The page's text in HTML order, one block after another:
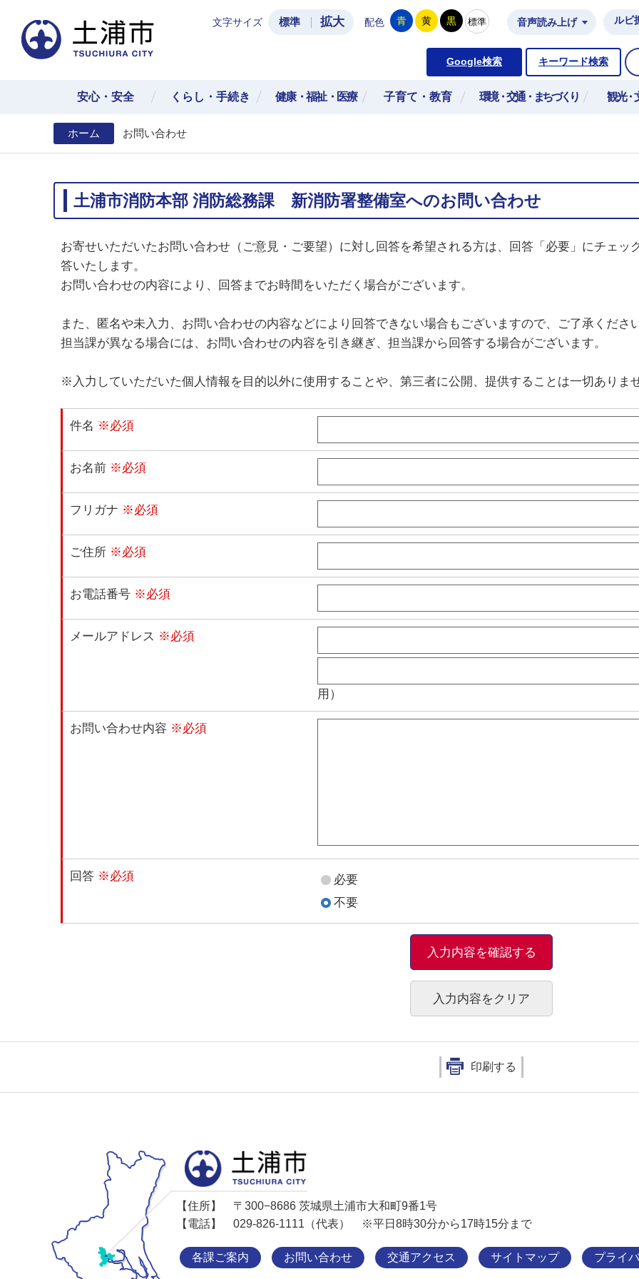
土浦市公式ホームページ
文字サイズ 標準 拡大 配色 青 黄 黒 標準 音声読み上げ ルビ
Google検索 キーワード検索
安心・安全 くらし・手続き 健康・福祉・医療 子育て・教育 環境・交通・まちづくり 観光・
ホーム お問い合わせ
土浦市消防本部 消防総務課 新消防署整備室へのお問い合わせ
お寄せいただいたお問い合わせ（ご意見・ご要望）に対し回答を希望される方は、回答「必要」にチェ
答いたします。
お問い合わせの内容により、回答までお時間をいただく場合がございます。
また、匿名や未入力、お問い合わせの内容などにより回答できない場合もございますので、ご了承くださ
担当課が異なる場合には、お問い合わせの内容を引き継ぎ、担当課から回答する場合がございます。
※入力していただいた個人情報を目的以外に使用することや、第三者に公開、提供することは一切ありま
件名 ※必須
お名前 ※必須
フリガナ ※必須
ご住所 ※必須
お電話番号 ※必須
メールアドレス ※必須
用）
お問い合わせ内容 ※必須
回答 ※必須
必要
不要
印刷する
【住所】
〒300−8686 茨城県土浦市大和町9番1号
【電話】
029-826-1111（代表） ※平日8時30分から17時15分まで
各課ご案内 お問い合わせ 交通アクセス サイトマップ プライ